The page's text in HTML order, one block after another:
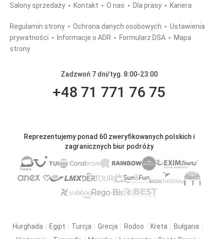
Salony sprzedaży Kontakt O nas Dla prasy Kariera
Regulamin strony Ochrona danych osobowych
Ustawienia
prywatności
Informacje o ADR Formularz DSA
Mapa
strony
Zadzwoń 7 dni/tyg. 8:00-23:00
+48 71 771 76 75
Reprezentujemy ponad 60 zweryfikowanych polskich i
zagranicznych biur podróży
Hurghada Egipt Turcja Grecja Rodos Kreta
Bułgaria